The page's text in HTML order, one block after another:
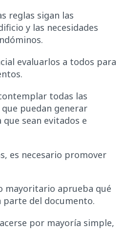
reglas sigan las
y las necesidades
evaluarlos a todos para
todas las
puedan generar
sean evitados e
es necesario promover
mayoritario aprueba qué
del documento.
por mayoría simple,